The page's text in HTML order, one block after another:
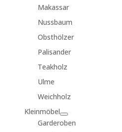
Makassar
Nussbaum
Obsthölzer
Palisander
Teakholz
Ulme
Weichholz
Kleinmöbel
Garderoben